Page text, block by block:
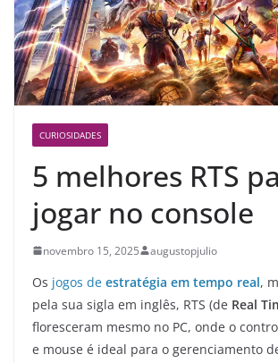
CURIOSIDADES
5 melhores RTS
jogar no console
novembro 15, 2025 augustopjulio
Os jogos de estratégia em tempo real,
pela sua sigla em inglês, RTS (de Real
floresceram mesmo no PC, onde o
e mouse é ideal para o gerenciamento